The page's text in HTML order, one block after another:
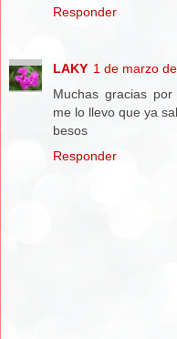
Responder
LAKY 1 de marzo
Muchas gracias
me lo llevo que ya
besos
Responder